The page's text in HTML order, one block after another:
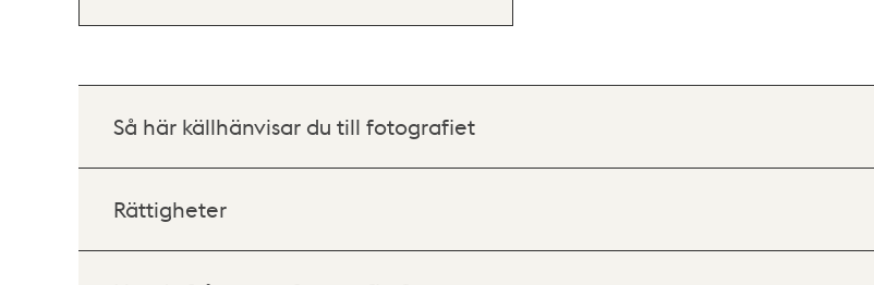
Så här källhänvisar du till fotografiet
Rättigheter